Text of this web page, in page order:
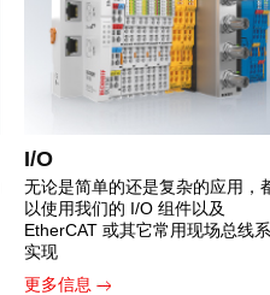
I/O
无论是简单的还是复杂的应用，
以使用我们的 I/O 组件以及
EtherCAT 或其它常用现场总线
实现
更多信息